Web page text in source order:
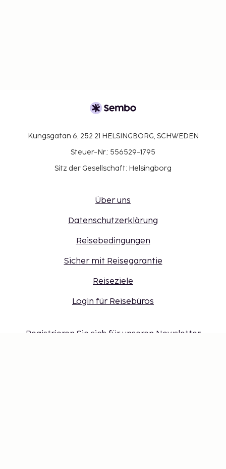
Kungsgatan 6, 252 21 HELSINGBORG, SCHWEDEN
Steuer-Nr.: 556529-1795
Sitz der Gesellschaft: Helsingborg
Über uns
Datenschutzerklärung
Reisebedingungen
Sicher mit Reisegarantie
Reiseziele
Login für Reisebüros
Registrieren Sie sich für unseren Newsletter